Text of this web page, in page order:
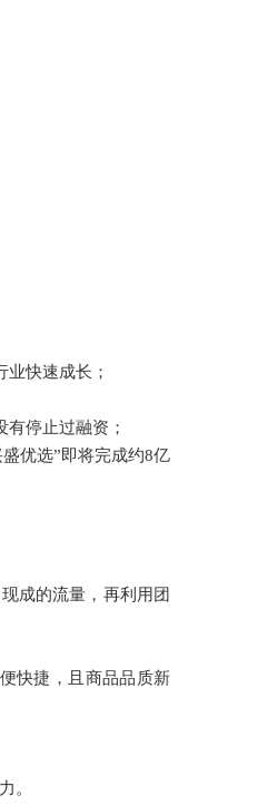
业快速成长 ；
停止过融资；
优选”即将完成约8亿
成的流量，再利用团
快捷，且商品品质新
。